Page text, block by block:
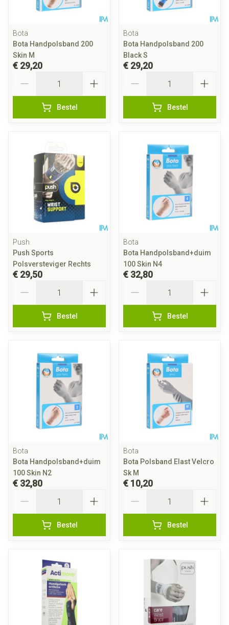
Bota
Bota Handpolsband 200
Skin M
€ 29,20
Bestel
Bota
Bota Handpolsband 200
Black S
€ 29,20
Bestel
Push
Push Sports
Polsversteviger Rechts
€ 29,50
Bestel
Bota
Bota Handpolsband+duim
100 Skin N4
€ 32,80
Bestel
Bota
Bota Handpolsband+duim
100 Skin N2
€ 32,80
Bestel
Bota
Bota Polsband Elast Velcro
Sk M
€ 10,20
Bestel